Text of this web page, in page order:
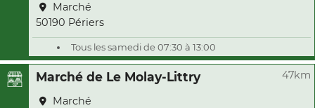
Marché
50190 Périers
Tous les samedi de 07:30 à 13:00
Marché de Le Molay-Littry 47km
Marché